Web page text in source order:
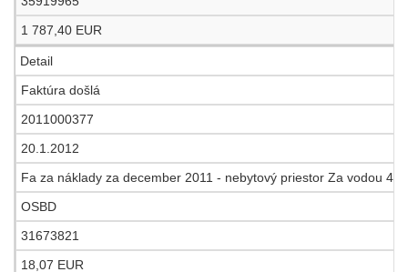
1 787,40 EUR
Detail
Faktúra došlá
2011000377
20.1.2012
Fa za náklady za december 2011 - nebytový priestor Za vodou 4
OSBD
31673821
18,07 EUR